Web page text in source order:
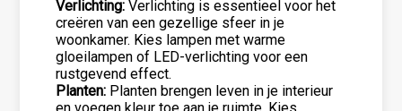
Verlichting: Verlichting is essentieel voor het
creëren van een gezellige sfeer in je
woonkamer. Kies lampen met warme
gloeilampen of LED-verlichting voor een
rustgevend effect.
Planten: Planten brengen leven in je interieur